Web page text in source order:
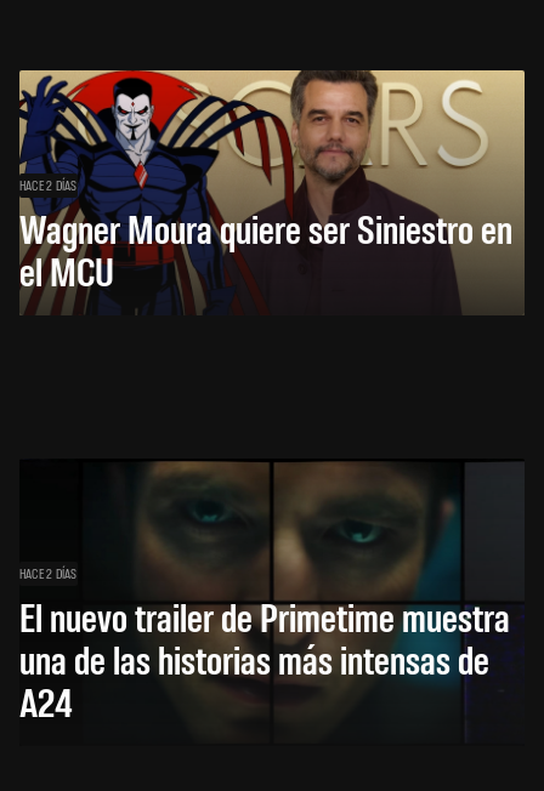
HACE 2 DÍAS
Wagner Moura quiere ser Siniestro en
el MCU
HACE 2 DÍAS
El nuevo trailer de Primetime muestra
una de las historias más intensas de
A24